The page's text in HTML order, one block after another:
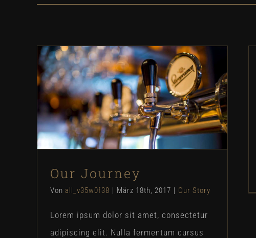
Our Journey
Our Story
Our Journey
Von all_v35w0f38 | März 18th, 2017 | Our Story
Lorem ipsum dolor sit amet, consectetur
adipiscing elit. Nulla fermentum cursus